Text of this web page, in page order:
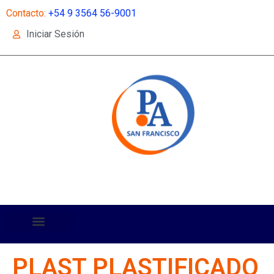
Contacto: +54 9 3564 56-9001
Iniciar Sesión
PLAST PLASTIFICADO